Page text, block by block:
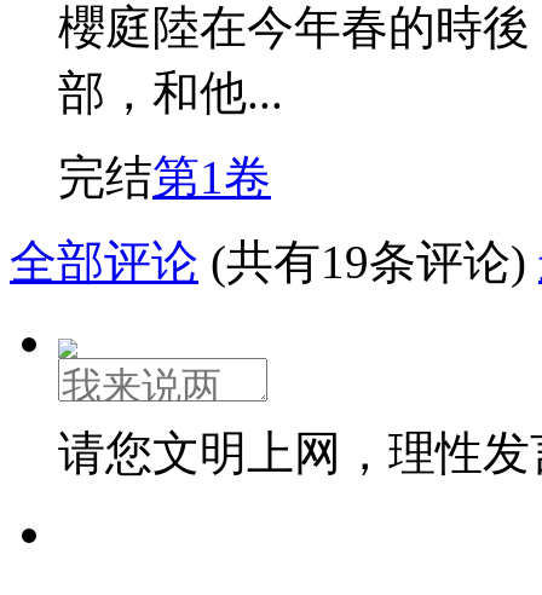
櫻庭陸在今年春的時
部，和他...
完结第1卷
全部评论 (共有19条评论)
请您文明上网，理性